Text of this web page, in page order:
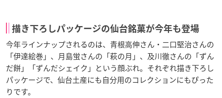
描き下ろしパッケージの仙台銘菓が今年も登場
今年ラインナップされるのは、青根高伸さん・二口堅治さんの
「伊達絵巻」、月島蛍さんの「萩の月」、及川徹さんの「ずん
だ餅」「ずんだシェイク」という顔ぶれ。それぞれ描き下ろし
パッケージで、仙台土産にも自分用のコレクションにもぴった
りです。